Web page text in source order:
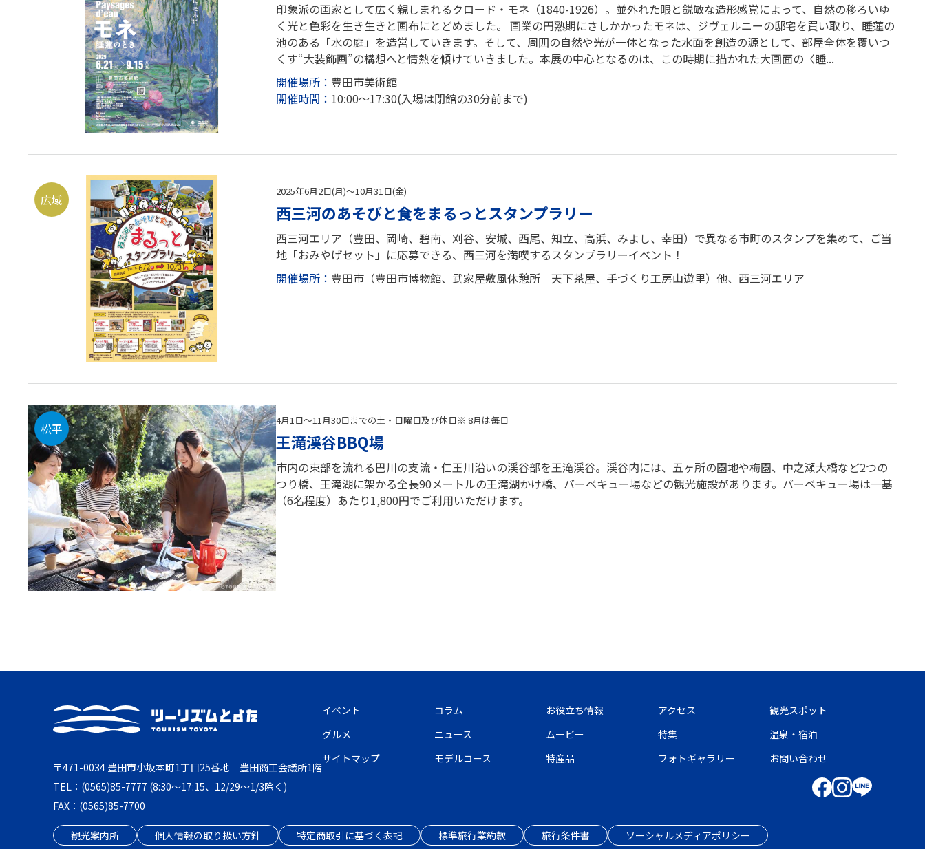
印象派の画家として広く親しまれるクロード・モネ（1840-1926）。並外れた眼と鋭敏な造形感覚によって、自然の移ろいゆ
く光と色彩を生き生きと画布にとどめました。 画業の円熟期にさしかかったモネは、ジヴェルニーの邸宅を買い取り、睡蓮の
池のある「水の庭」を造営していきます。そして、周囲の自然や光が一体となった水面を創造の源として、部屋全体を覆いつ
くす“大装飾画”の構想へと情熱を傾けていきました。本展の中心となるのは、この時期に描かれた大画面の〈睡...
開催場所： 豊田市美術館
開催時間： 10:00～17:30(入場は閉館の30分前まで)
広域
2025年6月2日(月)～10月31日(金)
西三河のあそびと食をまるっとスタンプラリー
西三河エリア（豊田、岡崎、碧南、刈谷、安城、西尾、知立、高浜、みよし、幸田）で異なる市町のスタンプを集めて、ご当
地「おみやげセット」に応募できる、西三河を満喫するスタンプラリーイベント！
開催場所： 豊田市（豊田市博物館、武家屋敷風休憩所 天下茶屋、手づくり工房山遊里）他、西三河エリア
松平
4月1日～11月30日までの土・日曜日及び休日※ 8月は毎日
王滝渓谷BBQ場
市内の東部を流れる巴川の支流・仁王川沿いの渓谷部を王滝渓谷。渓谷内には、五ヶ所の園地や梅園、中之瀬大橋など2つの
つり橋、王滝湖に架かる全長90メートルの王滝湖かけ橋、バーベキュー場などの観光施設があります。バーベキュー場は一基
（6名程度）あたり1,800円でご利用いただけます。
〒471-0034 豊田市小坂本町1丁目25番地 豊田商工会議所1階
TEL：(0565)85-7777 (8:30～17:15、12/29～1/3除く)
FAX：(0565)85-7700
イベント コラム お役立ち情報 アクセス
観光スポット
グルメ
ニュース ムービー 特集
温泉・宿泊
サイトマップ
モデルコース 特産品 フォトギャラリー お問い合わせ
観光案内所 個人情報の取り扱い方針 特定商取引に基づく表記 標準旅行業約款 旅行条件書 ソーシャルメディアポリシー